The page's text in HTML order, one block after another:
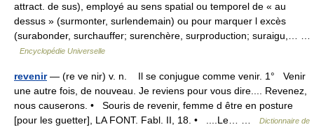
attract. de sus), employé au sens spatial ou temporel de « au
dessus » (surmonter, surlendemain) ou pour marquer l excès
(surabonder, surchauffer; surenchère, surproduction; suraigu,… …
Encyclopédie Universelle
revenir— (re ve nir) v. n. Il se conjugue comme venir. 1° Venir
une autre fois, de nouveau. Je reviens pour vous dire.... Revenez,
nous causerons. • Souris de revenir, femme d être en posture
[pour les guetter], LA FONT. Fabl. II, 18. • ....Le… …
Dictionnaire de